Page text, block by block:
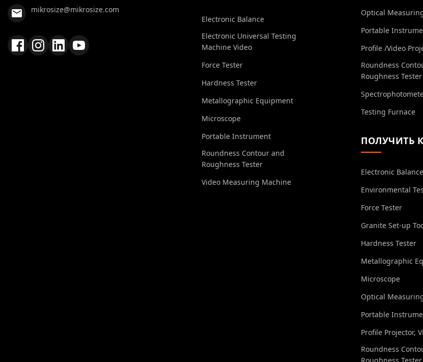
mikrosize@mikrosize.com
Electronic Balance
Electronic Universal Testing
Machine Video
Force Tester
Hardness Tester
Metallographic Equipment
Microscope
Portable Instrument
Roundness Contour and
Roughness Tester
Video Measuring Machine
Optical
Portable
Profile /Video
Roundness
Roughness Tester
Testing Furnace
ПОЛУЧИТЬ
Electronic Balance
Environmental
Force Tester
Granite Set-up
Hardness Tester
Metallographic
Microscope
Optical
Portable
Profile Projector,
Roundness